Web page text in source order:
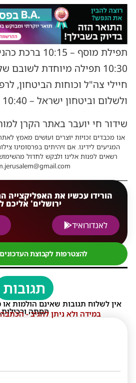
תפילת מוסף –
10:30 תפילה מיוחדת
חיילי צה"ל וכוחות הביטחון,
ולשלום וביטחון ישראל – 10:40
שידור חי יועבר באתר הקרן
אנו מכבדים זכויות יוצרים ועושים מאמץ
המגיעים לידינו. אם זיהיתים בפרסומינו
רשאים לפנות אלינו ולבקש לחדול
הורידו עכשיו את האפליקצייה
ירושלים' אליכם
לאנדורואיד
להצטרפות לקבוצת
תגובות
אין לשלוח תגובות שאינם הולמות או
הסתה ורכילות.
במידה ולא ניתן להגיב -